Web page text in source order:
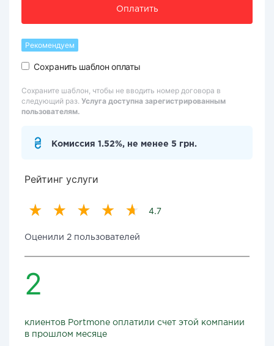
Оплатить
Рекомендуем
Сохранить шаблон оплаты
Сохраните шаблон, чтобы не вводить номер договора в
следующий раз. Услуга доступна зарегистрированным
пользователям.
Комиссия 1.52%, не менее 5 грн.
Рейтинг услуги
4.7
Оценили 2 пользователей
2
клиентов Portmone оплатили счет этой компании
в прошлом месяце